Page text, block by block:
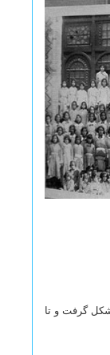
گرفت و تا